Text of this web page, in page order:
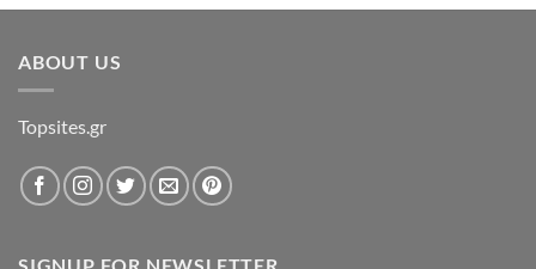
ABOUT US
Topsites.gr